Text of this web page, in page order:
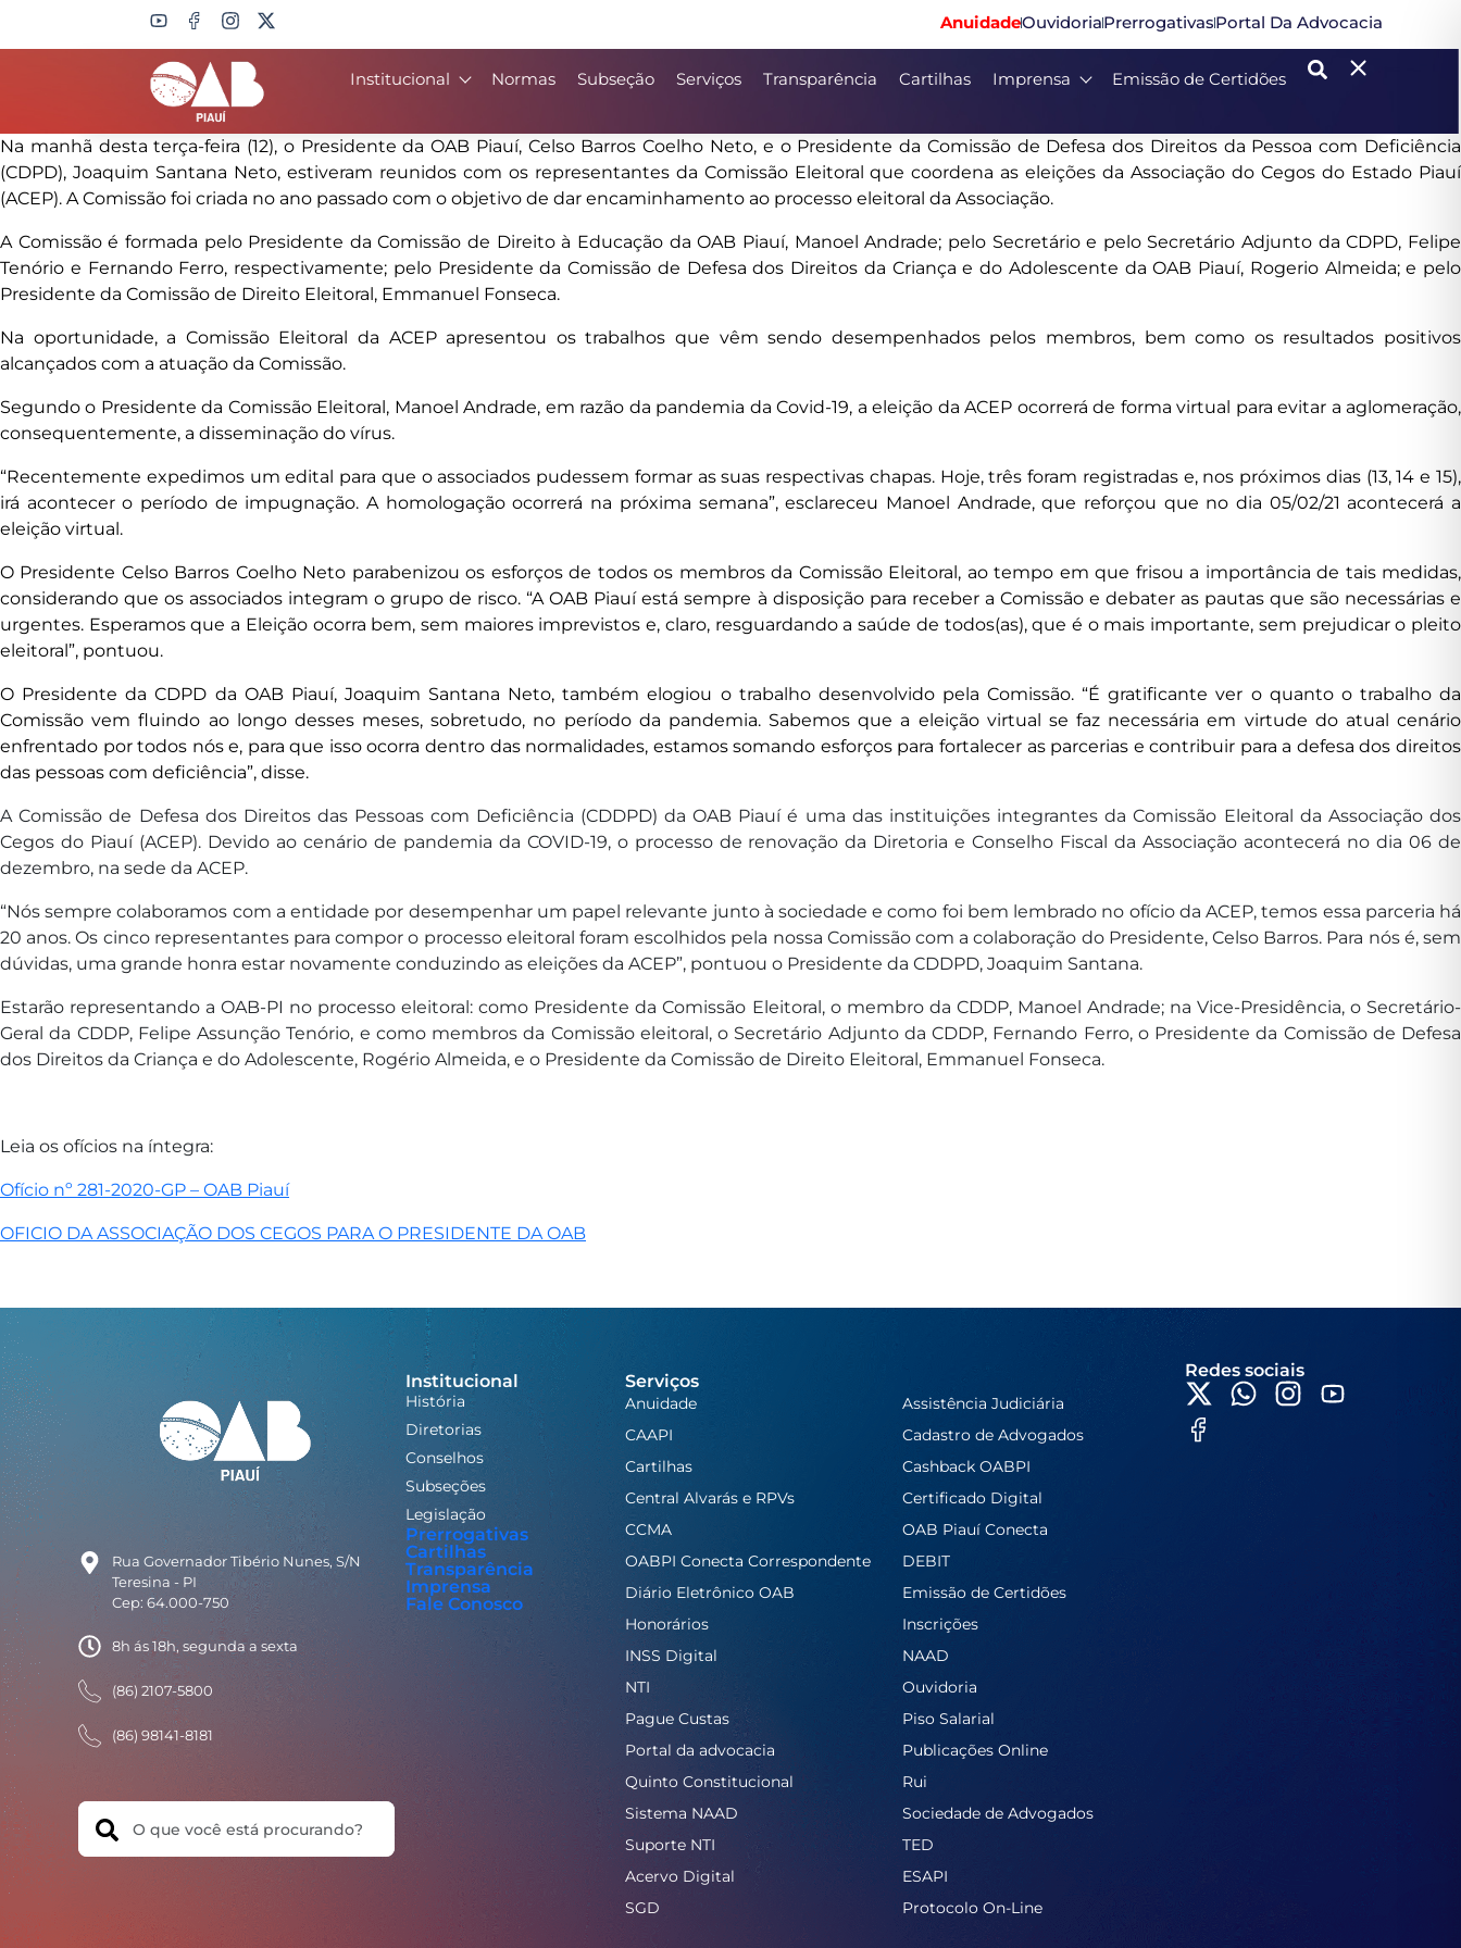
AnuidadeOuvidoriaPrerrogativasPortal Da Advocacia
Institucional Normas Subseção Serviços Transparência Cartilhas Imprensa Emissão de Certidões
Search
Na manhã desta terça-feira (12), o Presidente da OAB Piauí, Celso Barros Coelho Neto, e o Presidente da Comissão de Defesa dos Direitos da Pessoa com Deficiência
(CDPD), Joaquim Santana Neto, estiveram reunidos com os representantes da Comissão Eleitoral que coordena as eleições da Associação do Cegos do Estado Piauí
(ACEP). A Comissão foi criada no ano passado com o objetivo de dar encaminhamento ao processo eleitoral da Associação.
A Comissão é formada pelo Presidente da Comissão de Direito à Educação da OAB Piauí, Manoel Andrade; pelo Secretário e pelo Secretário Adjunto da CDPD, Felipe
Tenório e Fernando Ferro, respectivamente; pelo Presidente da Comissão de Defesa dos Direitos da Criança e do Adolescente da OAB Piauí, Rogerio Almeida; e pelo
Presidente da Comissão de Direito Eleitoral, Emmanuel Fonseca.
Na oportunidade, a Comissão Eleitoral da ACEP apresentou os trabalhos que vêm sendo desempenhados pelos membros, bem como os resultados positivos
alcançados com a atuação da Comissão.
Segundo o Presidente da Comissão Eleitoral, Manoel Andrade, em razão da pandemia da Covid-19, a eleição da ACEP ocorrerá de forma virtual para evitar a aglomeração,
consequentemente, a disseminação do vírus.
“Recentemente expedimos um edital para que o associados pudessem formar as suas respectivas chapas. Hoje, três foram registradas e, nos próximos dias (13, 14 e 15),
irá acontecer o período de impugnação. A homologação ocorrerá na próxima semana”, esclareceu Manoel Andrade, que reforçou que no dia 05/02/21 acontecerá a
eleição virtual.
O Presidente Celso Barros Coelho Neto parabenizou os esforços de todos os membros da Comissão Eleitoral, ao tempo em que frisou a importância de tais medidas,
considerando que os associados integram o grupo de risco. “A OAB Piauí está sempre à disposição para receber a Comissão e debater as pautas que são necessárias e
urgentes. Esperamos que a Eleição ocorra bem, sem maiores imprevistos e, claro, resguardando a saúde de todos(as), que é o mais importante, sem prejudicar o pleito
eleitoral”, pontuou.
O Presidente da CDPD da OAB Piauí, Joaquim Santana Neto, também elogiou o trabalho desenvolvido pela Comissão. “É gratificante ver o quanto o trabalho da
Comissão vem fluindo ao longo desses meses, sobretudo, no período da pandemia. Sabemos que a eleição virtual se faz necessária em virtude do atual cenário
enfrentado por todos nós e, para que isso ocorra dentro das normalidades, estamos somando esforços para fortalecer as parcerias e contribuir para a defesa dos direitos
das pessoas com deficiência”, disse.
A Comissão de Defesa dos Direitos das Pessoas com Deficiência (CDDPD) da OAB Piauí é uma das instituições integrantes da Comissão Eleitoral da Associação dos
Cegos do Piauí (ACEP). Devido ao cenário de pandemia da COVID-19, o processo de renovação da Diretoria e Conselho Fiscal da Associação acontecerá no dia 06 de
dezembro, na sede da ACEP.
“Nós sempre colaboramos com a entidade por desempenhar um papel relevante junto à sociedade e como foi bem lembrado no ofício da ACEP, temos essa parceria há
20 anos. Os cinco representantes para compor o processo eleitoral foram escolhidos pela nossa Comissão com a colaboração do Presidente, Celso Barros. Para nós é, sem
dúvidas, uma grande honra estar novamente conduzindo as eleições da ACEP”, pontuou o Presidente da CDDPD, Joaquim Santana.
Estarão representando a OAB-PI no processo eleitoral: como Presidente da Comissão Eleitoral, o membro da CDDP, Manoel Andrade; na Vice-Presidência, o Secretário-
Geral da CDDP, Felipe Assunção Tenório, e como membros da Comissão eleitoral, o Secretário Adjunto da CDDP, Fernando Ferro, o Presidente da Comissão de Defesa
dos Direitos da Criança e do Adolescente, Rogério Almeida, e o Presidente da Comissão de Direito Eleitoral, Emmanuel Fonseca.
Leia os ofícios na íntegra:
Ofício nº 281-2020-GP – OAB Piauí
OFICIO DA ASSOCIAÇÃO DOS CEGOS PARA O PRESIDENTE DA OAB
Rua Governador Tibério Nunes, S/N
Teresina - PI
Cep: 64.000-750
8h ás 18h, segunda a sexta
(86) 2107-5800
(86) 98141-8181
Search
Institucional
História
Diretorias
Conselhos
Subseções
Legislação
Prerrogativas
Cartilhas
Transparência
Imprensa
Fale Conosco
Serviços
Anuidade
Assistência Judiciária
CAAPI
Cadastro de Advogados
Cartilhas
Cashback OABPI
Central Alvarás e RPVs
Certificado Digital
CCMA
OAB Piauí Conecta
OABPI Conecta Correspondente
DEBIT
Diário Eletrônico OAB
Emissão de Certidões
Honorários
Inscrições
INSS Digital
NAAD
NTI
Ouvidoria
Pague Custas
Piso Salarial
Portal da advocacia
Publicações Online
Quinto Constitucional
Rui
Sistema NAAD
Sociedade de Advogados
Suporte NTI
TED
Acervo Digital
ESAPI
SGD
Protocolo On-Line
Redes sociais